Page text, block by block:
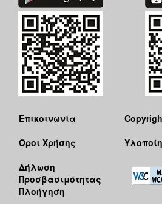
Επικοινωνία
Όροι Χρήσης
Δήλωση
Προσβασιμότητας
Πλοήγηση